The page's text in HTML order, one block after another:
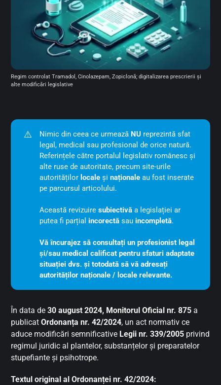
Regim controlat Tramadol, Cinolazepam, Zopiclonă; digitalizarea prescrierii și
alte modificări legislative
⚠️ Nimic din ceea ce urmează NU reprezintă sfat
legal, medical sau profesional de orice natură.
Referințele către portalul legislativ românesc și
alte ruse de autoritate, precum site-urile
autorităților localeși naționaleau fost inserate
pe parcursul articolului.
Această revizuire subiectivăa legislației ar
putea fi parțial incorectăsau incompletă.
Vă încurajez să consultați un profesionist legal
și/sau medical calificat pentru sfaturi adaptate
situației dvs. și totodată să vă adresați
autorităților naționale / locale relevante.
În data de 30 august 2024, Monitorul Oficial nr. 875 a
publicatOrdonanța nr. 42/2024, un act normativ ce
aduce modificări semnificative Legii nr. 339/2005 privind
regimul juridic al plantelor, substanțelor și preparatelor
stupefiante și psihotrope.
Textul original al Ordonanței nr. 42/2024: